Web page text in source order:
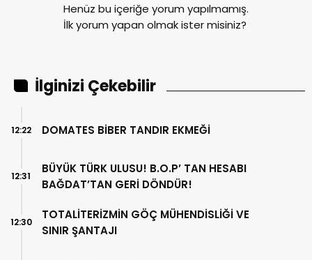
Henüz bu içeriğe yorum yapılmamış.
İlk yorum yapan olmak ister misiniz?
İlginizi Çekebilir
DOMATES BİBER TANDIR EKMEĞİ
12:22
BÜYÜK TÜRK ULUSU! B.O.P’ TAN HESABI
BAĞDAT’TAN GERİ DÖNDÜR!
12:31
TOTALİTERİZMİN GÖÇ MÜHENDİSLİĞİ VE
SINIR ŞANTAJI
12:30